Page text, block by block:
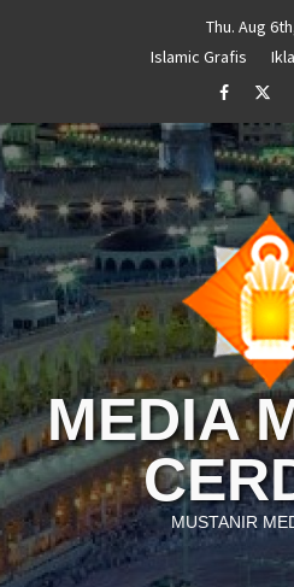
Thu. Aug
Islamic Grafis
Facebook
MEDIA
MUSTANIR